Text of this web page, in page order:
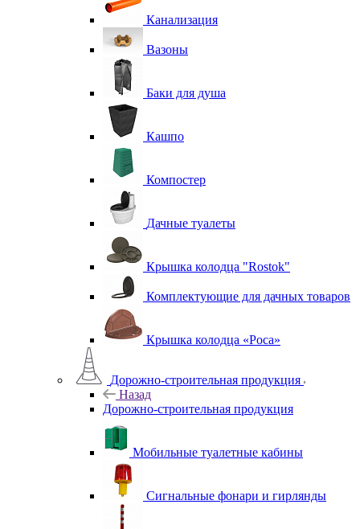
Канализация
Вазоны
Баки для душа
Кашпо
Компостер
Дачные туалеты
Крышка колодца "Rostok"
Комплектующие для дачных товаров
Крышка колодца «Роса»
Дорожно-строительная продукция
Назад
Дорожно-строительная продукция
Мобильные туалетные кабины
Сигнальные фонари и гирлянды